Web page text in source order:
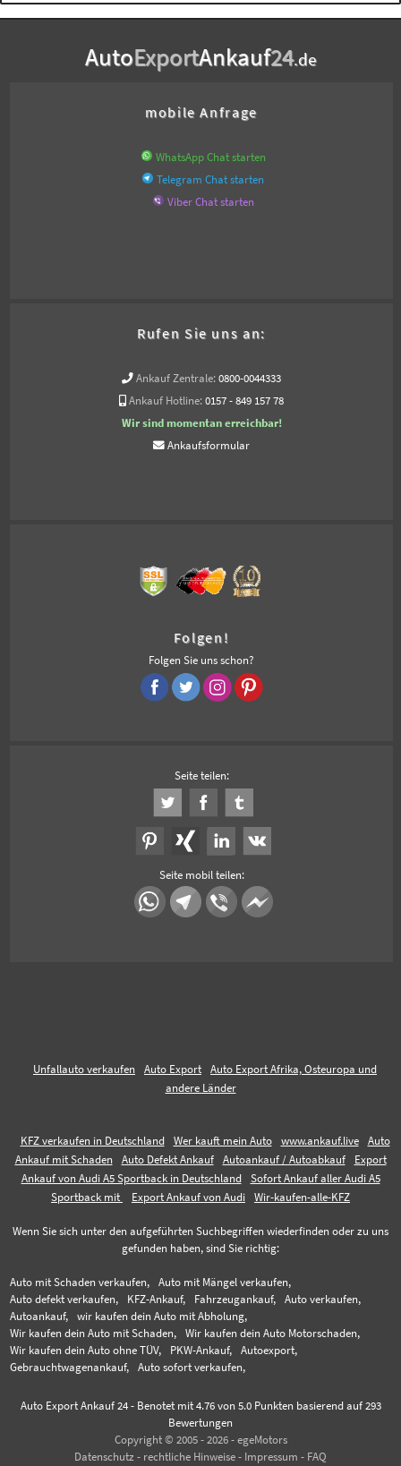
AutoExportAnkauf24.de
mobile Anfrage
WhatsApp Chat starten
Telegram Chat starten
Viber Chat starten
Rufen Sie uns an:
Ankauf Zentrale: 0800-0044333
Ankauf Hotline: 0157 - 849 157 78
Wir sind momentan erreichbar!
Ankaufsformular
Folgen!
Folgen Sie uns schon?
Seite teilen:
Seite mobil teilen:
Unfallauto verkaufen Auto Export
Auto Export Afrika, Osteuropa und
andere Länder
KFZ verkaufen in Deutschland Wer kauft mein Auto www.ankauf.live
Auto
Ankauf mit Schaden
Auto Defekt Ankauf Autoankauf / Autoabkauf
Export
Ankauf von Audi A5 Sportback in Deutschland
Sofort Ankauf aller Audi A5
Sportback mit
Export Ankauf von Audi Wir-kaufen-alle-KFZ
Wenn Sie sich unter den aufgeführten Suchbegriffen wiederfinden oder zu uns
gefunden haben, sind Sie richtig:
Auto mit Schaden verkaufen,
Auto mit Mängel verkaufen,
Auto defekt verkaufen,
KFZ-Ankauf, Fahrzeugankauf,
Auto verkaufen,
Autoankauf,
wir kaufen dein Auto mit Abholung,
Wir kaufen dein Auto mit Schaden,
Wir kaufen dein Auto Motorschaden,
Wir kaufen dein Auto ohne TÜV,
PKW-Ankauf,
Autoexport,
Gebrauchtwagenankauf,
Auto sofort verkaufen,
Auto Export Ankauf 24- Benotet mit 4.76von 5.0 Punkten basierend auf 293
Bewertungen
Copyright © 2005 - 2026 - egeMotors
Datenschutz - rechtliche Hinweise - Impressum - FAQ